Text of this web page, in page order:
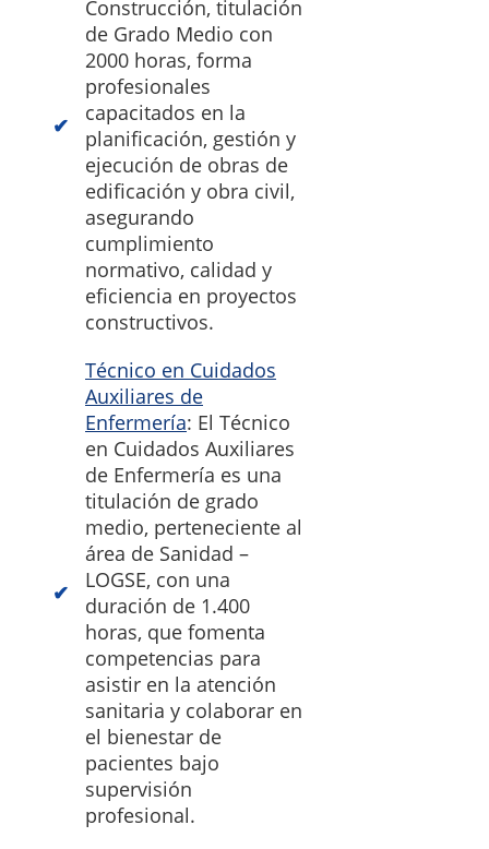
Construcción, titulación
de Grado Medio con
2000 horas, forma
profesionales
capacitados en la
planificación, gestión y
ejecución de obras de
edificación y obra civil,
asegurando
cumplimiento
normativo, calidad y
eficiencia en proyectos
constructivos.
Técnico en Cuidados
Auxiliares de
Enfermería: El Técnico
en Cuidados Auxiliares
de Enfermería es una
titulación de grado
medio, perteneciente al
área de Sanidad –
LOGSE, con una
duración de 1.400
horas, que fomenta
competencias para
asistir en la atención
sanitaria y colaborar en
el bienestar de
pacientes bajo
supervisión
profesional.